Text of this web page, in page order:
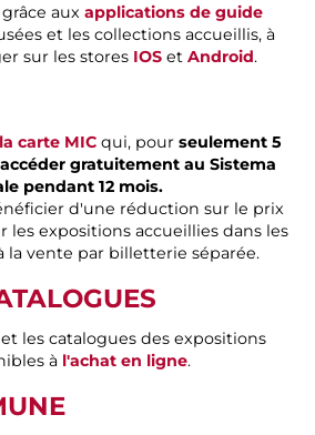
aux applications de guide
et les collections accueillis, à
sur les stores IOS et Android.
carte MIC qui, pour seulement 5
gratuitement au Sistema
pendant 12 mois.
d'une réduction sur le prix
expositions accueillies dans les
la vente par billetterie séparée.
les catalogues des expositions
à l'achat en ligne.